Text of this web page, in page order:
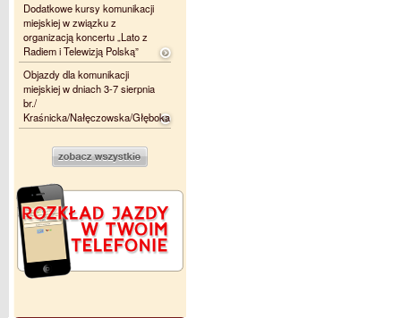
Dodatkowe kursy komunikacji
miejskiej w związku z
organizacją koncertu „Lato z
Radiem i Telewizją Polską”
Objazdy dla komunikacji
miejskiej w dniach 3-7 sierpnia
br./
Kraśnicka/Nałęczowska/Głęboka